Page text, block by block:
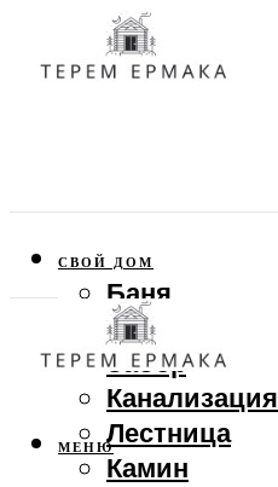
СВОЙ ДОМ
Баня
Веранда
Забор
Канализация
Лестница
Камин
МЕНЮ